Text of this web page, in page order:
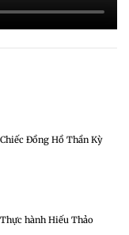
Đồng Hồ Thần Kỳ
hành Hiếu Thảo